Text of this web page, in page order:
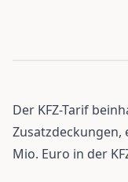
Der KFZ-Tarif
Zusatzdeckungen,
Mio. Euro in der